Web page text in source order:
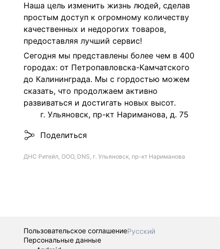
Наша цель изменить жизнь людей, сделав
простым доступ к огромному количеству
качественных и недорогих товаров,
предоставляя лучший сервис!
Сегодня мы представлены более чем в 400
городах: от Петропавловска-Камчатского
до Калининграда. Мы с гордостью можем
сказать, что продолжаем активно
развиваться и достигать новых высот.
г. Ульяновск, пр-кт Нариманова, д. 75
Поделиться
ДНС Ритейл, ООО, DNS, г. Ульяновск, пр-кт Нариманова
Пользовательское соглашениеРусский
Персональные данные